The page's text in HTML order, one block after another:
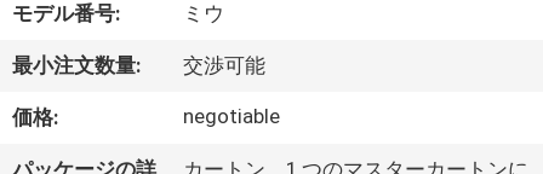
ビ
オ
モデル番号: ミウ
最小注文数量: 交渉可能
価格: negotiable